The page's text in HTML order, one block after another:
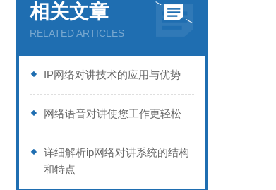
相关文章
RELATED ARTICLES
IP网络对讲技术的应用与优势
网络语音对讲使您工作更轻松
详细解析ip网络对讲系统的结构
和特点